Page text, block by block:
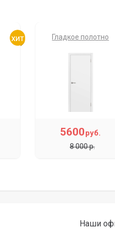
Гладкое полотно
5600руб.
8 000 р.
Наши